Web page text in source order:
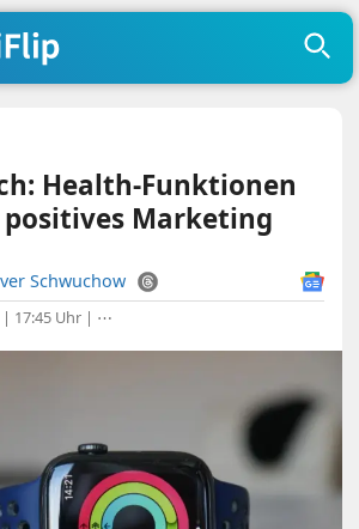
Health-Funktionen
Marketing
Schwuchow
| 17:45 Uhr | ⋯